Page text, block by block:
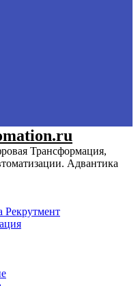
Трансформация,
Адвантика
Рекрутмент